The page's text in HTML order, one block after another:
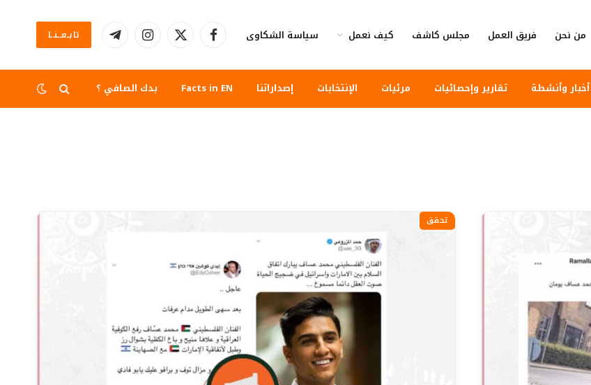
من نحن فريق العمل مجلس كاشف كيف نعمل سياسة الشكاوى فيسبوكX الانستغرامتيلقرام تابــعــنــا
أخبار وأنشطة تقارير وإحصائيات مرئيات الإنتخابات إصداراتنا Facts in EN بدك الصافي ؟
تحقق